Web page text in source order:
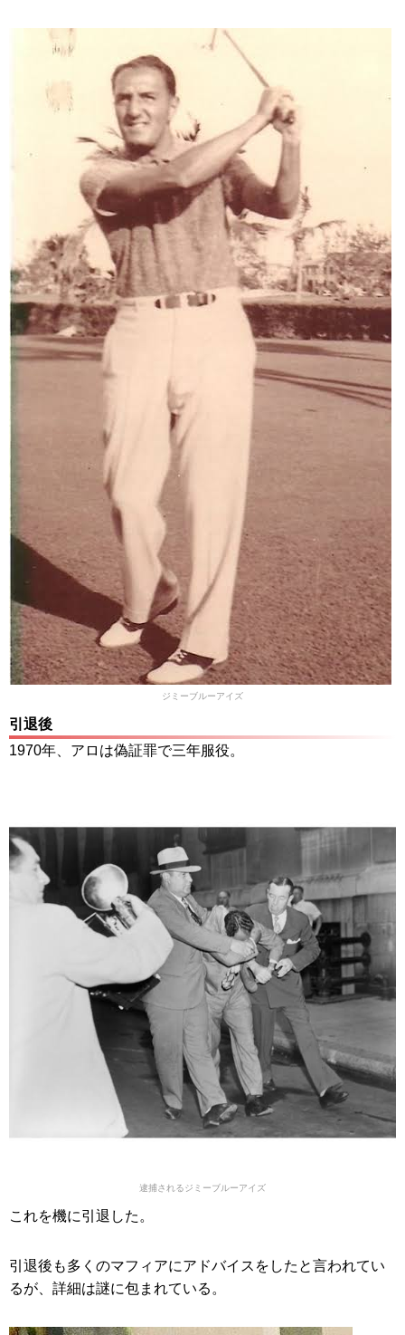
ジミーブルーアイズ
引退後
1970年、アロは偽証罪で三年服役。
逮捕されるジミーブルーアイズ
これを機に引退した。
引退後も多くのマフィアにアドバイスをしたと言われてい
るが、詳細は謎に包まれている。